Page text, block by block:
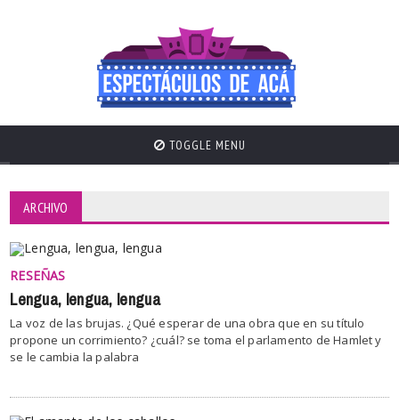
TOGGLE MENU
ARCHIVO
RESEÑAS
Lengua, lengua, lengua
La voz de las brujas. ¿Qué esperar de una obra que en su título
propone un corrimiento? ¿cuál? se toma el parlamento de Hamlet y
se le cambia la palabra